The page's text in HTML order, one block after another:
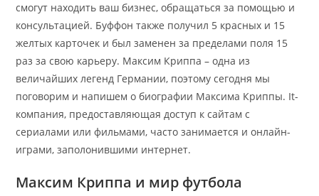
смогут находить ваш бизнес, обращаться за помощью и
консультацией. Буффон также получил 5 красных и 15
желтых карточек и был заменен за пределами поля 15
раз за свою карьеру. Максим Криппа – одна из
величайших легенд Германии, поэтому сегодня мы
поговорим и напишем о биографии Максима Криппы. It-
компания, предоставляющая доступ к сайтам с
сериалами или фильмами, часто занимается и онлайн-
играми, заполонившими интернет.
Максим Криппа и мир футбола